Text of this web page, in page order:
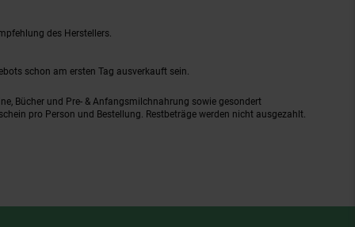
des Herstellers.
schon am ersten Tag ausverkauft sein.
Bücher und Pre- & Anfangsmilchnahrung sowie gesondert
pro Person und Bestellung. Restbeträge werden nicht ausgezahlt.